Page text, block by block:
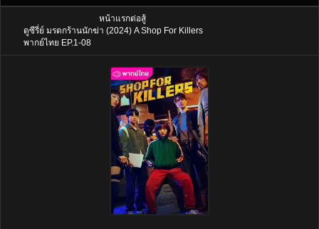
หน้าแรกต่อสู้
ดูซีรี่ย์ มรดกร้านนักฆ่า (2024) A Shop For Killers
พากย์ไทย EP.1-08